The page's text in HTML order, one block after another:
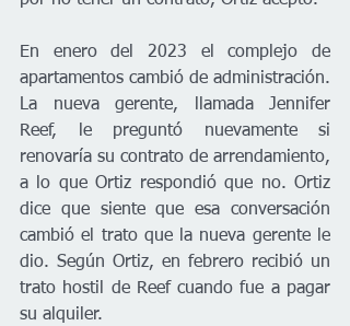
En enero del 2023 el complejo de
apartamentos cambió de administración.
La nueva gerente, llamada Jennifer
Reef, le preguntó nuevamente si
renovaría su contrato de arrendamiento,
a lo que Ortiz respondió que no. Ortiz
dice que siente que esa conversación
cambió el trato que la nueva gerente le
dio. Según Ortiz, en febrero recibió un
trato hostil de Reef cuando fue a pagar
su alquiler.